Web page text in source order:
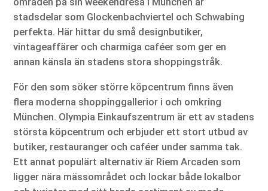
stadsdelar som Glockenbachviertel och Schwabing
perfekta. Här hittar du små designbutiker,
vintageaffärer och charmiga caféer som ger en
annan känsla än stadens stora shoppingstråk.
För den som söker större köpcentrum finns även
flera moderna shoppinggallerior i och omkring
München. Olympia Einkaufszentrum är ett av stadens
största köpcentrum och erbjuder ett stort utbud av
butiker, restauranger och caféer under samma tak.
Ett annat populärt alternativ är Riem Arcaden som
ligger nära mässområdet och lockar både lokalbor